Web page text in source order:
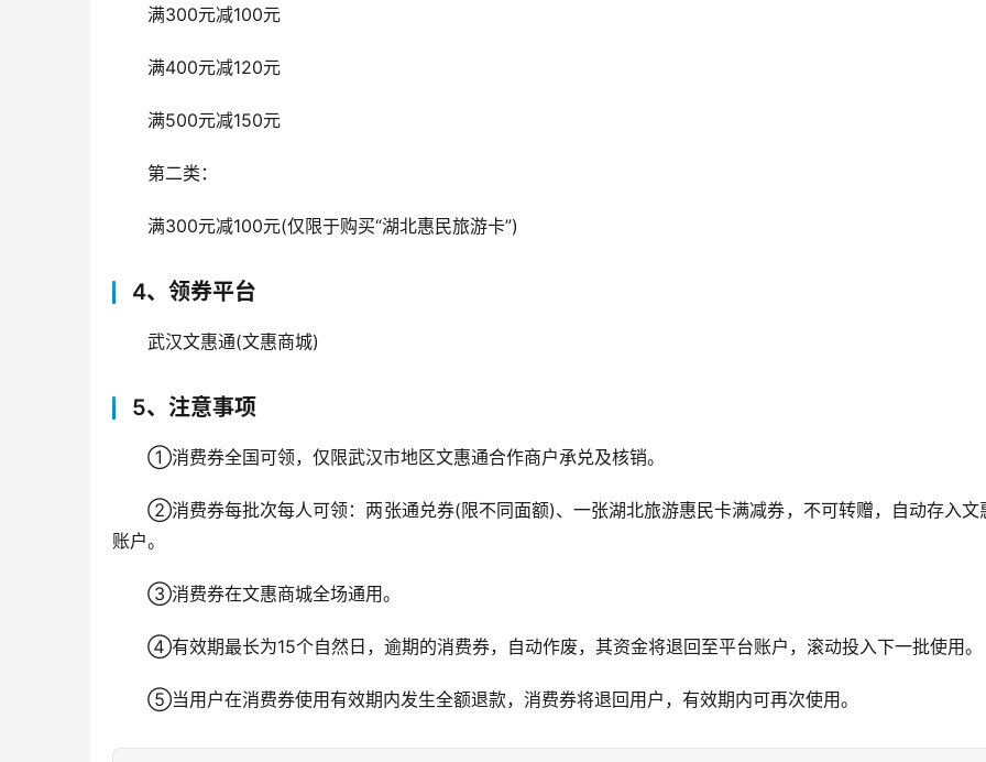
满300元减100元
满400元减120元
满500元减150元
第二类：
满300元减100元(仅限于购买“湖北惠民旅游卡”)
4、领券平台
武汉文惠通(文惠商城)
5、注意事项
①消费券全国可领，仅限武汉市地区文惠通合作商户承兑及核销。
②消费券每批次每人可领：两张通兑券(限不同面额)、一张湖北旅游惠民卡满减券，不可转赠，自动存入文
账户。
③消费券在文惠商城全场通用。
④有效期最长为15个自然日，逾期的消费券，自动作废，其资金将退回至平台账户，滚动投入下一批使用。
⑤当用户在消费券使用有效期内发生全额退款，消费券将退回用户，有效期内可再次使用。